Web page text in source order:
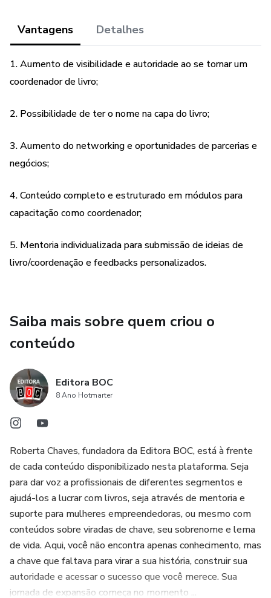
individuais.
Módulo 1
Aula 1 - Apresentação - Por que ser Coordenador?
Módulo 2
Aula 2 - A Capa
Aula 4 - Etapas da Publicação
Aula 6 - Experiência
Aula 1 - Abrindo um Novo Livro
Aula 2 - Etapas do Projeto
Módulo 4
Aula 1 - Marketing do Livro
Aula 2 - Marketing Digital
Aula 3 - Gatilhos Mentais
Aula 4 - Datas Especiais
Vantagens Detalhes
1. Aumento de visibilidade e autoridade ao se tornar um
coordenador de livro;
2. Possibilidade de ter o nome na capa do livro;
3. Aumento do networking e oportunidades de parcerias e
negócios;
4. Conteúdo completo e estruturado em módulos para
capacitação como coordenador;
5. Mentoria individualizada para submissão de ideias de
livro/coordenação e feedbacks personalizados.
Saiba mais sobre quem criou o
conteúdo
Editora BOC
8 Ano Hotmarter
Roberta Chaves, fundadora da Editora BOC, está à frente
de cada conteúdo disponibilizado nesta plataforma. Seja
para dar voz a profissionais de diferentes segmentos e
ajudá-los a lucrar com livros, seja através de mentoria e
suporte para mulheres empreendedoras, ou mesmo com
conteúdos sobre viradas de chave, seu sobrenome e lema
de vida. Aqui, você não encontra apenas conhecimento, mas
a chave que faltava para virar a sua história, construir sua
autoridade e acessar o sucesso que você merece. Sua
jornada de expansão começa no momento ...